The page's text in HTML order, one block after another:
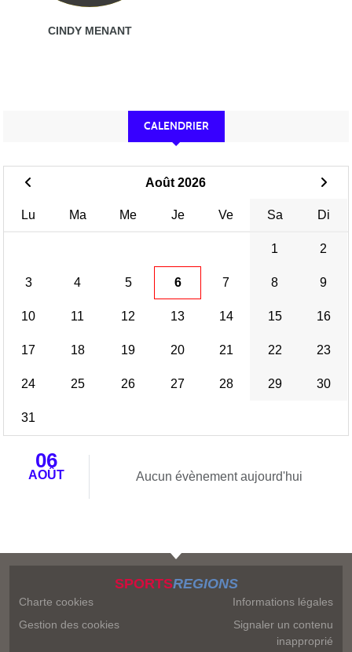
CINDY MENANT
CALENDRIER
Août 2026
Lu Ma Me Je Ve Sa Di
1 2
3 4 5 6 7 8 9
10 11 12 13 14 15 16
17 18 19 20 21 22 23
24 25 26 27 28 29 30
31
06
AOÛT Aucun évènement aujourd'hui
SPORTSREGIONS
Charte cookies
Gestion des cookies
Informations légales
Signaler un contenu
inapproprié